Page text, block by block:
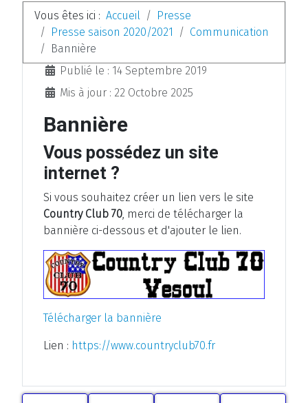
Vous êtes ici : Accueil
Presse
Presse saison 2020/2021
Communication
Bannière
DétailsPublié le : 14 Septembre 2019
Mis à jour : 22 Octobre 2025
Bannière
Vous possédez un site
internet ?
Si vous souhaitez créer un lien vers le site
Country Club 70, merci de télécharger la
bannière ci-dessous et d'ajouter le lien.
Télécharger la bannière
Lien : https://www.countryclub70.fr